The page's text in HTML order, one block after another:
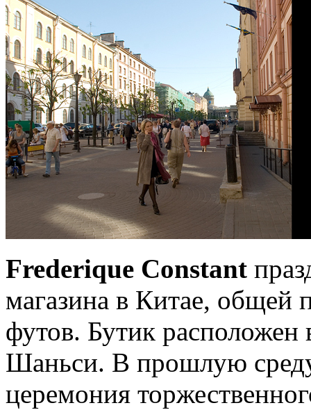
Frederique Constant
магазина в Китае, общей
футов. Бутик
Шаньси. В прошлую
церемония